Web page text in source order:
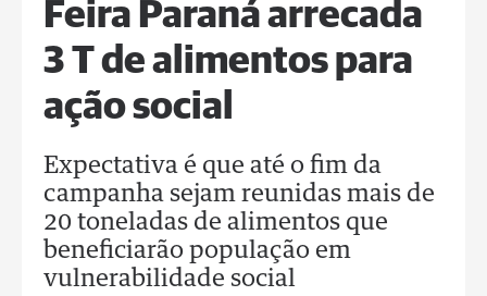
Feira Paraná arrecada
3 T de alimentos para
ação social
Expectativa é que até o fim da
campanha sejam reunidas mais de
20 toneladas de alimentos que
beneficiarão população em
vulnerabilidade social